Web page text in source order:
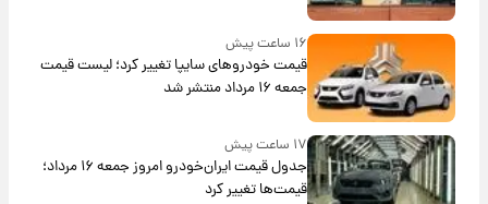
۱۶ ساعت پیش
قیمت خودروهای سایپا تغییر کرد؛ لیست قیمت
جمعه ۱۶ مرداد منتشر شد
۱۷ ساعت پیش
جدول قیمت ایران‌خودرو امروز جمعه ۱۶ مرداد؛
قیمت‌ها تغییر کرد